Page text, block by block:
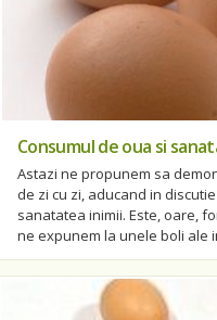
Consumul de oua si
Astazi ne propunem sa
de zi cu zi, aducand in
sanatatea inimii. Este, oare,
ne expunem la unele boli ale